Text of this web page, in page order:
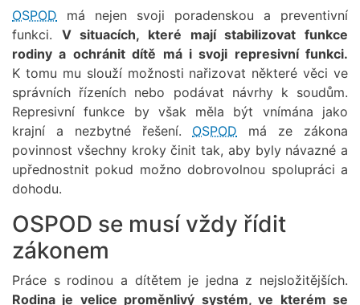
OSPOD má nejen svoji poradenskou a preventivní
funkci. V situacích, které mají stabilizovat funkce
rodiny a ochránit dítě má i svoji represivní funkci.
K tomu mu slouží možnosti nařizovat některé věci ve
správních řízeních nebo podávat návrhy k soudům.
Represivní funkce by však měla být vnímána jako
krajní a nezbytné řešení. OSPOD má ze zákona
povinnost všechny kroky činit tak, aby byly návazné a
upřednostnit pokud možno dobrovolnou spolupráci a
dohodu.
OSPOD se musí vždy řídit
zákonem
Práce s rodinou a dítětem je jedna z nejsložitějších.
Rodina je velice proměnlivý systém, ve kterém se